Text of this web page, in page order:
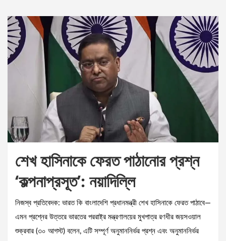
শেখ হাসিনাকে ফেরত পাঠানোর প্রশ্ন
‘কল্পনাপ্রসূত’: নয়াদিল্লি
নিজস্ব প্রতিবেদক: ভারত কি বাংলাদেশি প্রধানমন্ত্রী শেখ হাসিনাকে ফেরত পাঠাবে—
এমন প্রশ্নের উত্তরে ভারতের পররাষ্ট্র মন্ত্রণালয়ের মুখপাত্র রণধীর জয়সওয়াল
শুক্রবার (৩০ আগস্ট) বলেন, এটি সম্পূর্ণ অনুমাননির্ভর প্রশ্ন এবং অনুমাননির্ভর